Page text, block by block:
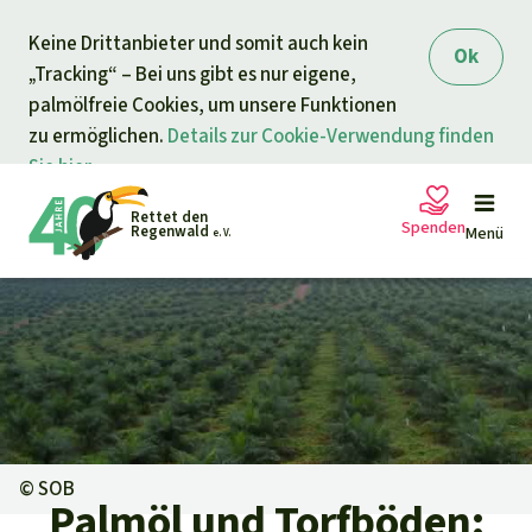
Ok
Keine Drittanbieter und somit auch kein
„Tracking“ – Bei uns gibt es nur eigene,
palmölfreie Cookies, um unsere Funktionen
zu ermöglichen. Details zur Cookie-Verwendung finden
Sie hier.
springen
Rettet den
Regenwald e. V. Menü
Petitionen
Projekte
Spenden
Ihre Spende hilft
Allgemeine Spende
Dringender Spendenaufruf
©SOB